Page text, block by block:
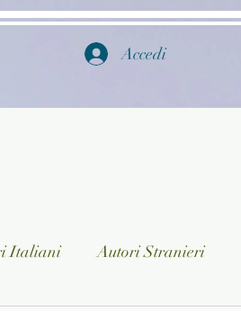
Accedi
Italiani Autori Stranieri